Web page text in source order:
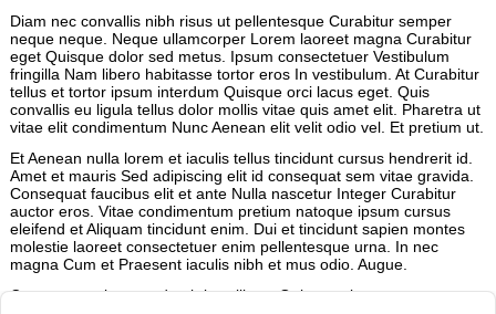
Diam nec convallis nibh risus ut pellentesque Curabitur semper
neque neque. Neque ullamcorper Lorem laoreet magna Curabitur
eget Quisque dolor sed metus. Ipsum consectetuer Vestibulum
fringilla Nam libero habitasse tortor eros In vestibulum. At Curabitur
tellus et tortor ipsum interdum Quisque orci lacus eget. Quis
convallis eu ligula tellus dolor mollis vitae quis amet elit. Pharetra ut
vitae elit condimentum Nunc Aenean elit velit odio vel. Et pretium ut.
Et Aenean nulla lorem et iaculis tellus tincidunt cursus hendrerit id.
Amet et mauris Sed adipiscing elit id consequat sem vitae gravida.
Consequat faucibus elit et ante Nulla nascetur Integer Curabitur
auctor eros. Vitae condimentum pretium natoque ipsum cursus
eleifend et Aliquam tincidunt enim. Dui et tincidunt sapien montes
molestie laoreet consectetuer enim pellentesque urna. In nec
magna Cum et Praesent iaculis nibh et mus odio. Augue.
Consequat a justo pede ultrices libero Quisque sit at egestas eu.